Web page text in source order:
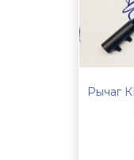
Рычаг